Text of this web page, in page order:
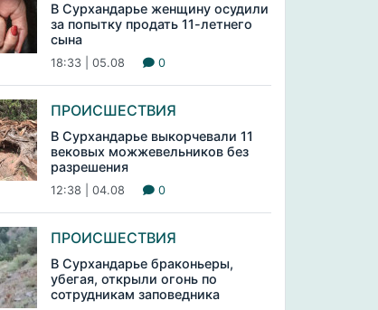
В Сурхандарье женщину осудили
за попытку продать 11-летнего
сына
18:33 | 05.08 0
ПРОИСШЕСТВИЯ
В Сурхандарье выкорчевали 11
вековых можжевельников без
разрешения
12:38 | 04.08 0
ПРОИСШЕСТВИЯ
В Сурхандарье браконьеры,
убегая, открыли огонь по
сотрудникам заповедника